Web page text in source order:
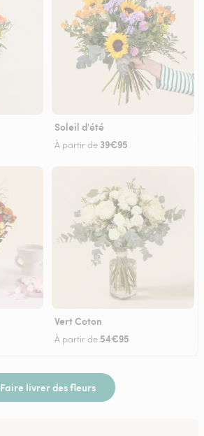
Soleil d'été
À partir de 39€95
Vert Coton
À partir de 54€95
Faire livrer des fleurs